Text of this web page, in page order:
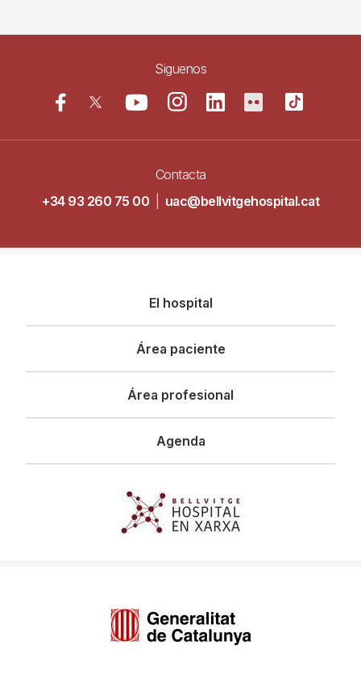
Siguenos
Contacta
+34 93 260 75 00
uac@bellvitgehospital.cat
principal
El hospital
Área paciente
Área profesional
Agenda